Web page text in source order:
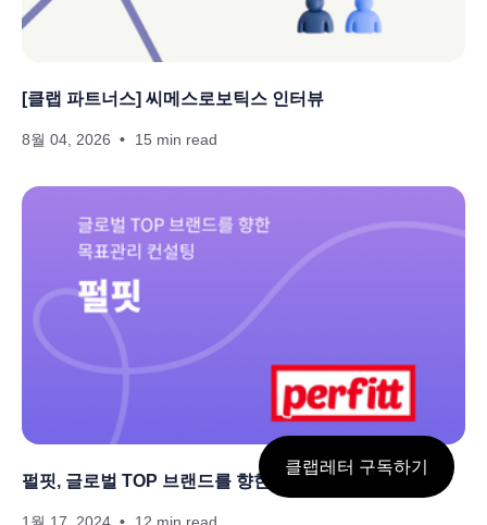
[클랩 파트너스] 씨메스로보틱스 인터뷰
8월 04, 2026 15 min read
펄핏, 글로벌 TOP 브랜드를 향한 목표관리 컨설팅
클랩레터 구독하기